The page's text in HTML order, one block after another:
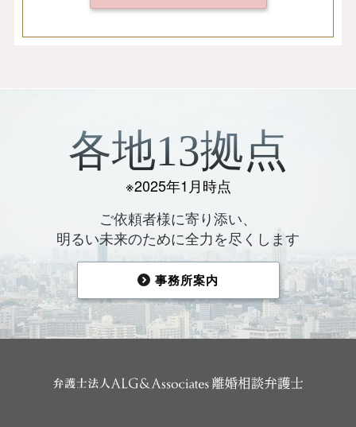
各地13拠点
※2025年1月時点
ご依頼者様に寄り添い、
明るい未来のために全力を尽くします
事務所案内